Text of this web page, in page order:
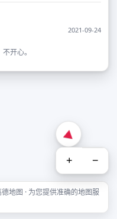
2021-09-24
开心。
+ −
地图 · 为您提供准确的地图服